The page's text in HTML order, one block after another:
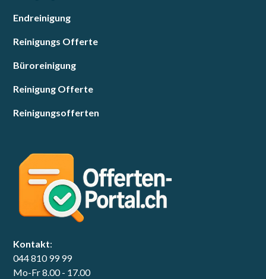
Endreinigung
Reinigungs Offerte
Büroreinigung
Reinigung Offerte
Reinigungsofferten
Kontakt:
044 810 99 99
Mo-Fr 8.00 - 17.00